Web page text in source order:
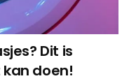
Dit is
doen!